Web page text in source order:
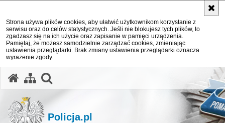
Strona używa plików cookies, aby ułatwić użytkownikom korzystanie z
serwisu oraz do celów statystycznych. Jeśli nie blokujesz tych plików, to
zgadzasz się na ich użycie oraz zapisanie w pamięci urządzenia.
Pamiętaj, że możesz samodzielnie zarządzać cookies, zmieniając
ustawienia przeglądarki. Brak zmiany ustawienia przeglądarki oznacza
wyrażenie zgody.
Policja.pl